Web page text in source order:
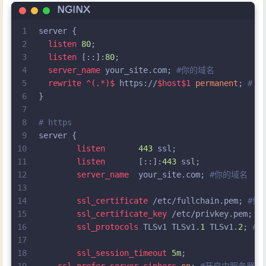
NGINX
1
2
3
4
5
6
7
8
9
10
11
12
13
14
15
16
17
18
server {
listen 80;
listen [::]: 80;
server_name your_site.com; #你的域名
rewrite ^(.*)$ https://$host$1 permanent ; #
}
# https
server {
listen
443 ssl;
listen
       [::]:
443 ssl;
server_name
  your_site.com;
#你的域名
ssl_certificate /etc/fullchain.pem; #你
ssl_certificate_key /etc/privkey.pem;
ssl_protocols TLSv1 TLSv1. 1 TLSv1. 2 ; #
ssl_session_timeout 5m;